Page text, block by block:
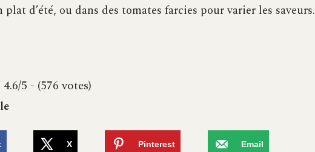
d’été, ou dans des tomates farcies pour varier les saveurs.
4.6/5 - (576 votes)
X Pinterest Email